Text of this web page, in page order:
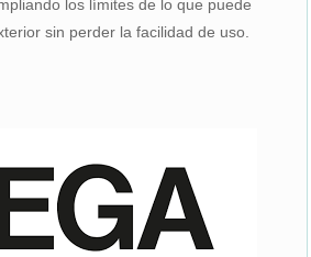
los límites de lo que puede
sin perder la facilidad de uso.